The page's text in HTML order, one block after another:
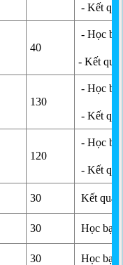
- Kết
40
- Học
- Kết
130
- Học
- Kết
120
- Học
- Kết
30 Kết quả
30 Học bạ
30 Học bạ